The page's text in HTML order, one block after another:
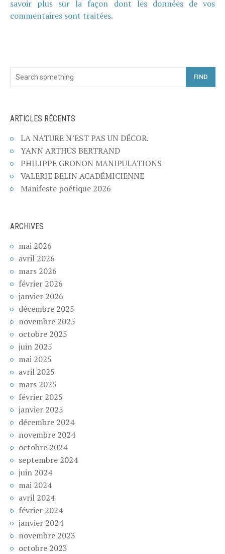
savoir plus sur la façon dont les données de vos
commentaires sont traitées.
FIND
ARTICLES RÉCENTS
LA NATURE N’EST PAS UN DÉCOR.
YANN ARTHUS BERTRAND
PHILIPPE GRONON MANIPULATIONS
VALERIE BELIN ACADÉMICIENNE
Manifeste poétique 2026
ARCHIVES
mai 2026
avril 2026
mars 2026
février 2026
janvier 2026
décembre 2025
novembre 2025
octobre 2025
juin 2025
mai 2025
avril 2025
mars 2025
février 2025
janvier 2025
décembre 2024
novembre 2024
octobre 2024
septembre 2024
juin 2024
mai 2024
avril 2024
février 2024
janvier 2024
novembre 2023
octobre 2023